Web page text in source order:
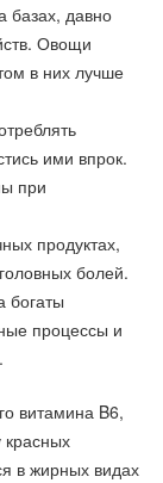
базах, давно
Овощи
в них лучше
ими впрок.
при
продуктах,
болей.
богаты
процессы и
витамина B6,
красных
в жирных видах